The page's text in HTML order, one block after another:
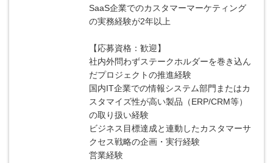
SaaS企業でのカスタマーマーケティング
の実務経験が2年以上
【応募資格：歓迎】
社内外問わずステークホルダーを巻き込ん
だプロジェクトの推進経験
国内IT企業での情報システム部門またはカ
スタマイズ性が高い製品（ERP/CRM等）
の取り扱い経験
ビジネス目標達成と連動したカスタマーサ
クセス戦略の企画・実行経験
営業経験